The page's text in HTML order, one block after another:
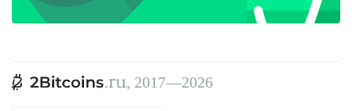
, 2017—2026